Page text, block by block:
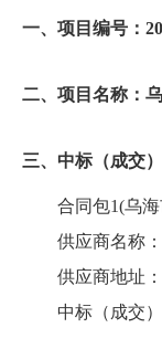
一、项目编号：
二、项目名称：
三、中标（成交
合同包1(乌
供应商名称
供应商地址
中标（成交